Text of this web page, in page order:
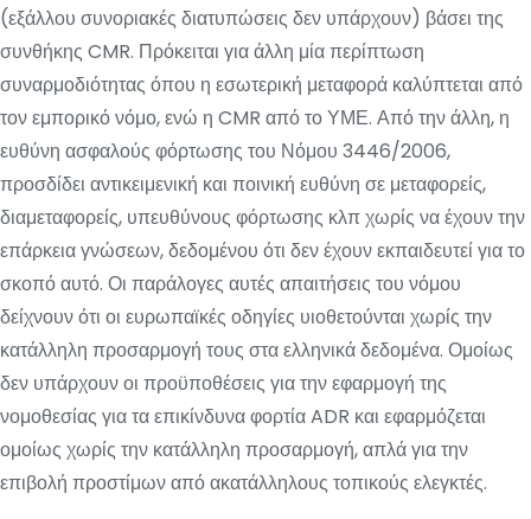
(εξάλλου συνοριακές διατυπώσεις δεν υπάρχουν) βάσει της
συνθήκης CMR. Πρόκειται για άλλη μία περίπτωση
συναρμοδιότητας όπου η εσωτερική μεταφορά καλύπτεται από
τον εμπορικό νόμο, ενώ η CMR από το ΥΜΕ. Από την άλλη, η
ευθύνη ασφαλούς φόρτωσης του Νόμου 3446/2006,
προσδίδει αντικειμενική και ποινική ευθύνη σε μεταφορείς,
διαμεταφορείς, υπευθύνους φόρτωσης κλπ χωρίς να έχουν την
επάρκεια γνώσεων, δεδομένου ότι δεν έχουν εκπαιδευτεί για το
σκοπό αυτό. Οι παράλογες αυτές απαιτήσεις του νόμου
δείχνουν ότι οι ευρωπαϊκές οδηγίες υιοθετούνται χωρίς την
κατάλληλη προσαρμογή τους στα ελληνικά δεδομένα. Ομοίως
δεν υπάρχουν οι προϋποθέσεις για την εφαρμογή της
νομοθεσίας για τα επικίνδυνα φορτία ADR και εφαρμόζεται
ομοίως χωρίς την κατάλληλη προσαρμογή, απλά για την
επιβολή προστίμων από ακατάλληλους τοπικούς ελεγκτές.